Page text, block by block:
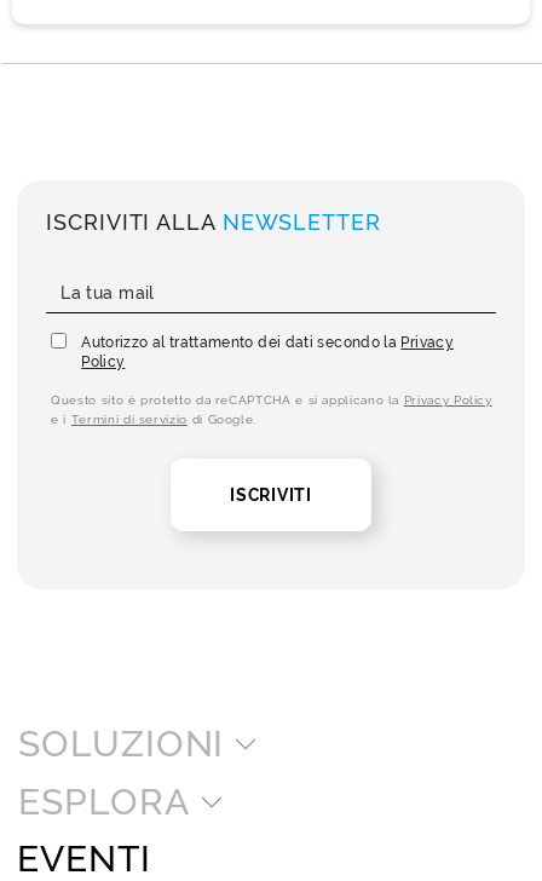
ISCRIVITI ALLA NEWSLETTER
Autorizzo al trattamento dei dati secondo la Privacy
Policy
Questo sito è protetto da reCAPTCHA e si applicano la Privacy Policy
e i Termini di servizio di Google.
ISCRIVITI
SOLUZIONI
ESPLORA
EVENTI